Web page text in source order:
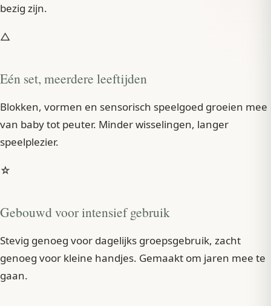
bezig zijn.
△
Eén set, meerdere leeftijden
Blokken, vormen en sensorisch speelgoed groeien mee
van baby tot peuter. Minder wisselingen, langer
speelplezier.
☆
Gebouwd voor intensief gebruik
Stevig genoeg voor dagelijks groepsgebruik, zacht
genoeg voor kleine handjes. Gemaakt om jaren mee te
gaan.